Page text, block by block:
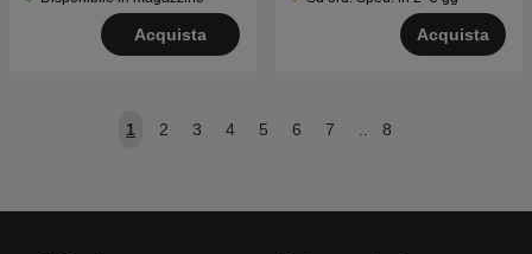
Acquista Acquista
1 2 3 4 5 6 7 .. 8